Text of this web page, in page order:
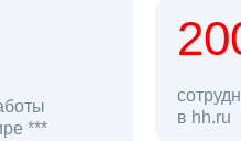
***
на вакансии
в hh.ru